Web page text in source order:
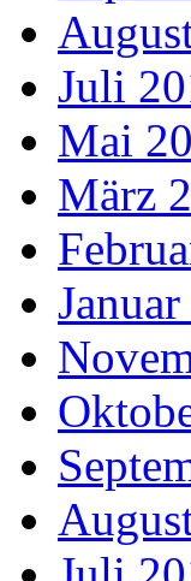
Juli
Mai
März